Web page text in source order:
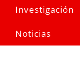
Investigación
Noticias